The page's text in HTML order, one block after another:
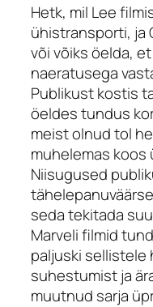
Hetk, mil Lee
ühistransporti, ja
või võiks öelda,
naeratusega
Publikust kostis
öeldes tundus
meist olnud tol
muhelemas koos
Niisugused
seda tekitada
Marveli filmid
paljuski sellistele
suhestumist ja
muutnud sarja